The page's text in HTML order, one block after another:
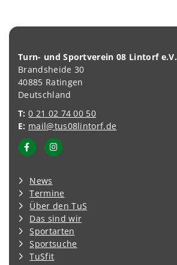
Turn- und Sportverein 08 Lintorf e.V.
Brandsheide 30
40885 Ratingen
Deutschland
T: 0 21 02 74 00 50
E: mail@tus08lintorf.de
News
Termine
Über den TuS
Das sind wir
Sportarten
Sportsuche
TuSfit